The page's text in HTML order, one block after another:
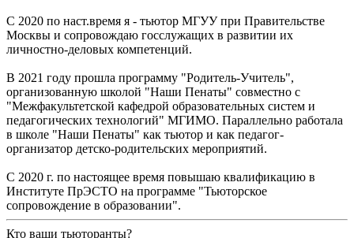
С 2020 по наст.время я - тьютор МГУУ при Правительстве
Москвы и сопровождаю госслужащих в развитии их
личностно-деловых компетенций.
В 2021 году прошла программу "Родитель-Учитель",
организованную школой "Наши Пенаты" совместно с
"Межфакультетской кафедрой образовательных систем и
педагогических технологий" МГИМО. Параллельно работала
в школе "Наши Пенаты" как тьютор и как педагог-
организатор детско-родительских мероприятий.
С 2020 г. по настоящее время повышаю квалификацию в
Институте ПрЭСТО на программе "Тьюторское
сопровождение в образовании".
Кто ваши тьюторанты?